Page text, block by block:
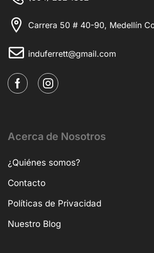
Carrera 50 # 40-90, Medellín
induferrett@gmail.com
Acerca de Nosotros
¿Quiénes somos?
Contacto
Políticas de Privacidad
Nuestro Blog